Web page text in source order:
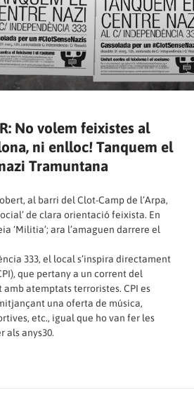
No volem feixistes al
ni enlloc! Tanquem el
Tramuntana
al barri del Clot-Camp de l’Arpa,
de clara orientació feixista. En
‘Militia’; ara l’amaguen darrere el
333, el local s’inspira directament
que pertany a un corrent del
atemptats terroristes. CPI es
una oferta de música,
etc., igual que ho van fer les
als anys30.